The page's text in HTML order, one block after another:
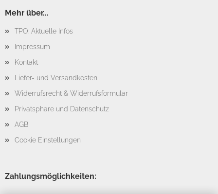
Mehr über...
TPO: Aktuelle Infos
Impressum
Kontakt
Liefer- und Versandkosten
Widerrufsrecht & Widerrufsformular
Privatsphäre und Datenschutz
AGB
Cookie Einstellungen
Zahlungsmöglichkeiten: